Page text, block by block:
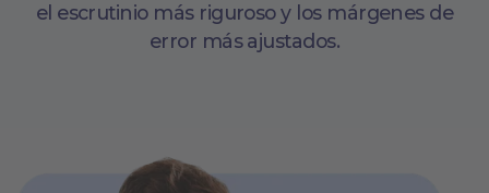
el escrutinio más riguroso y los márgenes de
error más ajustados.